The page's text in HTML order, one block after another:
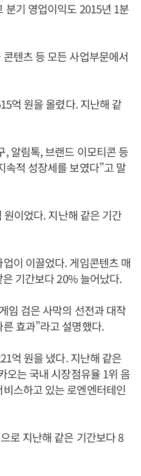
분기 영업이익도 2015년 1분
텐츠 등 모든 사업부문에서
억 원을 올렸다. 지난해 같
, 알림톡, 브랜드 이모티콘 등
속적 성장세를 보였다”고 말
이었다. 지난해 같은 기간
이 이끌었다. 게임콘텐츠 매
기간보다 20% 늘어났다.
임 검은 사막의 선전과 대작
효과”라고 설명했다.
억 원을 냈다. 지난해 같은
오는 국내 시장점유율 1위 음
스하고 있는 로엔엔터테인
로 지난해 같은 기간보다 8